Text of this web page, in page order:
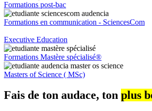
Formations post-bac
Formations en communication - SciencesCom
Executive Education
Formations Mastère spécialisé®
Masters of Science ( MSc)
Fais de ton audace, ton plus